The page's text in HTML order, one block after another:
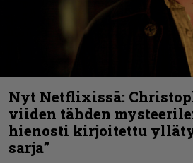
Nyt Netflixissä:
viiden tähden
hienosti kirjoitettu
sarja”